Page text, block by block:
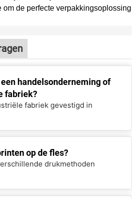
om de perfecte verpakkingsoplossing
handelsonderneming of
fabriek?
fabriek gevestigd in
op de fles?
drukmethoden